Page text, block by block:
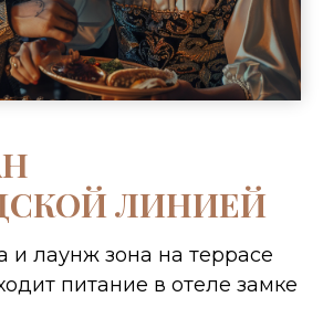
ЛИНИЕЙ
и лаунж зона на террасе
питание в отеле замке